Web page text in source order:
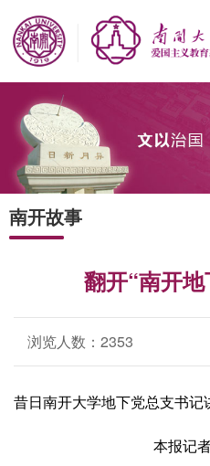
南开故事
翻开“南开
浏览人数： 2353
昔日南开大学地下党总支书
本报记